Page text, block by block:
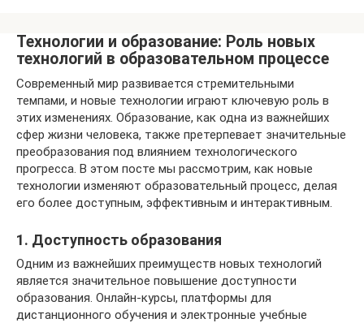
Технологии и образование: Роль новых
технологий в образовательном процессе
Современный мир развивается стремительными
темпами, и новые технологии играют ключевую роль в
этих изменениях. Образование, как одна из важнейших
сфер жизни человека, также претерпевает значительные
преобразования под влиянием технологического
прогресса. В этом посте мы рассмотрим, как новые
технологии изменяют образовательный процесс, делая
его более доступным, эффективным и интерактивным.
1. Доступность образования
Одним из важнейших преимуществ новых технологий
является значительное повышение доступности
образования. Онлайн-курсы, платформы для
дистанционного обучения и электронные учебные